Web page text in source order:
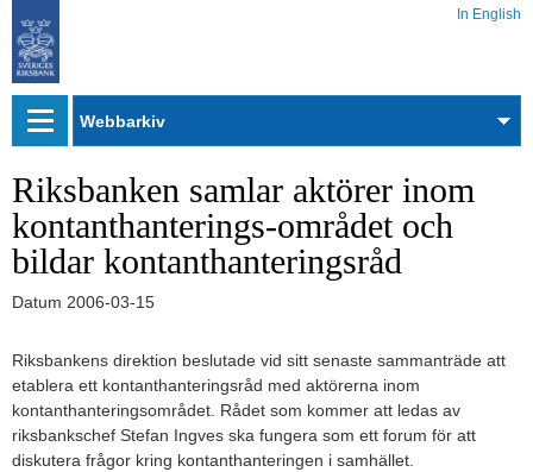
In English
Webbarkiv
Riksbanken samlar aktörer inom
kontanthanterings-området och
bildar kontanthanteringsråd
Datum 2006-03-15
Riksbankens direktion beslutade vid sitt senaste sammanträde att
etablera ett kontanthanteringsråd med aktörerna inom
kontanthanteringsområdet. Rådet som kommer att ledas av
riksbankschef Stefan Ingves ska fungera som ett forum för att
diskutera frågor kring kontanthanteringen i samhället.